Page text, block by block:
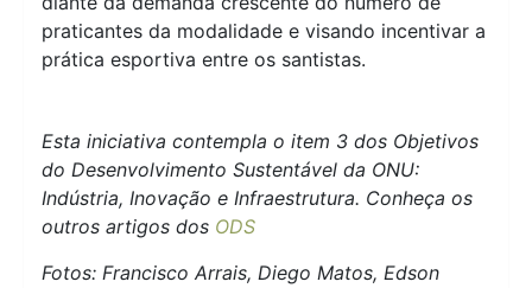
praticantes da modalidade e visando incentivar a
prática esportiva entre os santistas.
Esta iniciativa contempla o item 3 dos Objetivos
do Desenvolvimento Sustentável da ONU:
Indústria, Inovação e Infraestrutura. Conheça os
outros artigos dos ODS
Fotos: Francisco Arrais, Diego Matos, Edson